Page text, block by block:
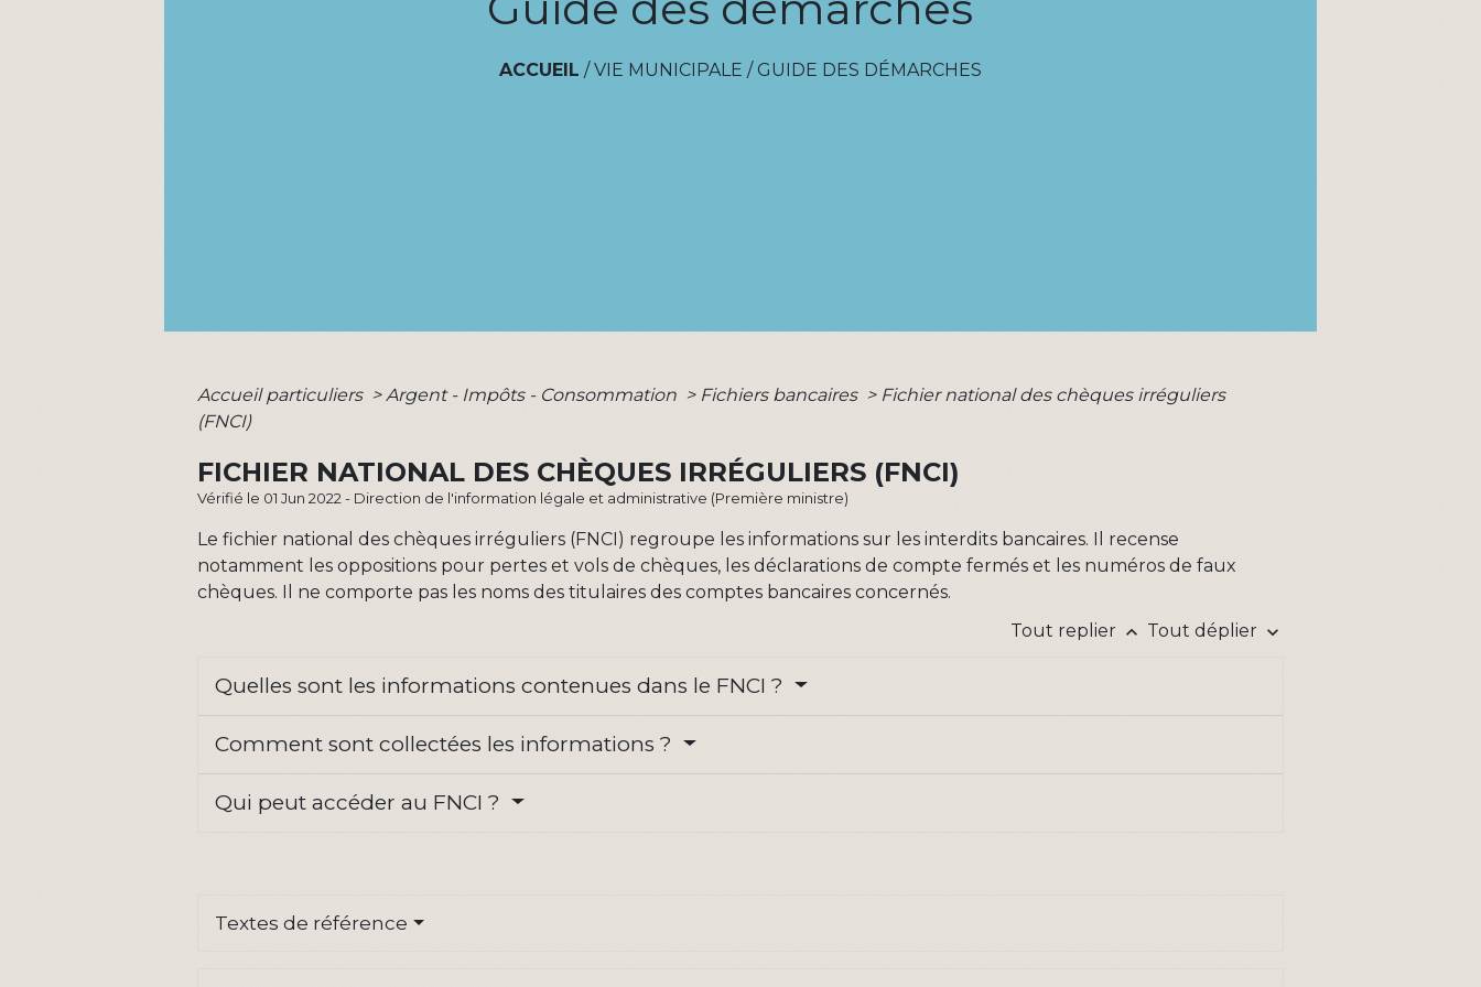
ACCUEIL /VIE MUNICIPALE / GUIDE DES DÉMARCHES
Accueil particuliers > Argent - Impôts - Consommation > Fichiers bancaires > Fichier national des chèques irréguliers
(FNCI)
FICHIER NATIONAL DES CHÈQUES IRRÉGULIERS (FNCI)
Vérifié le 01 Jun 2022 - Direction de l'information légale et administrative (Première ministre)
Le fichier national des chèques irréguliers (FNCI) regroupe les informations sur les interdits bancaires. Il recense
notamment les oppositions pour pertes et vols de chèques, les déclarations de compte fermés et les numéros de faux
chèques. Il ne comporte pas les noms des titulaires des comptes bancaires concernés.
Tout replier keyboard_arrow_up Tout déplier keyboard_arrow_down
Quelles sont les informations contenues dans le FNCI ?
Comment sont collectées les informations ?
Qui peut accéder au FNCI ?
Textes de référence